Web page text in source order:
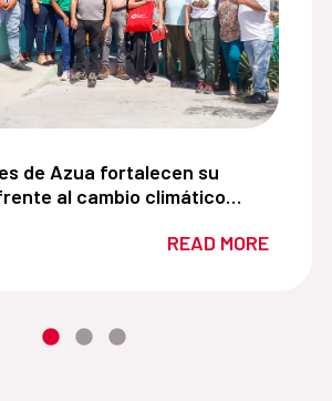
una comprensión
de Azua fortalecen su resiliencia
de Azua fortalecen su
al cambio climático
agua
READ MORE